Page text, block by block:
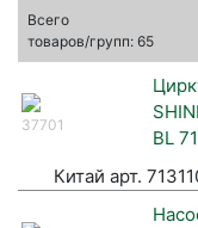
Всего
товаров/групп: 65
37701
BL
Китай арт.